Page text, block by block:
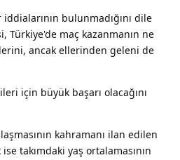
bulunmadığını dile
Türkiye'de maç kazanmanın ne
ancak ellerinden geleni de
için büyük başarı olacağını
kahramanı ilan edilen
takımdaki yaş ortalamasının